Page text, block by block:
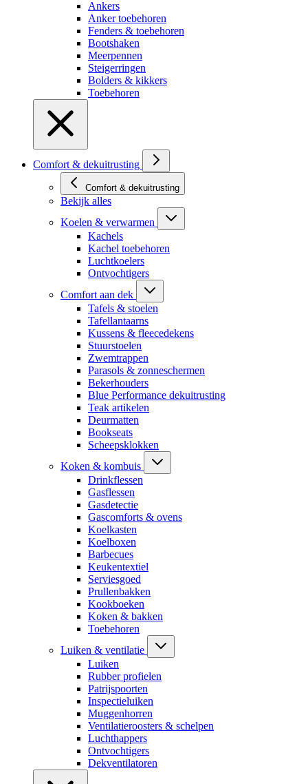
Ankers
Anker toebehoren
Fenders & toebehoren
Bootshaken
Meerpennen
Steigerringen
Bolders & kikkers
Toebehoren
Comfort & dekuitrusting
Comfort & dekuitrusting
Bekijk alles
Koelen & verwarmen
Kachels
Kachel toebehoren
Luchtkoelers
Ontvochtigers
Comfort aan dek
Tafels & stoelen
Tafellantaarns
Kussens & fleecedekens
Stuurstoelen
Zwemtrappen
Parasols & zonneschermen
Bekerhouders
Blue Performance dekuitrusting
Teak artikelen
Deurmatten
Bookseats
Scheepsklokken
Koken & kombuis
Drinkflessen
Gasflessen
Gasdetectie
Gascomforts & ovens
Koelkasten
Koelboxen
Barbecues
Keukentextiel
Serviesgoed
Prullenbakken
Kookboeken
Koken & bakken
Toebehoren
Luiken & ventilatie
Luiken
Rubber profielen
Patrijspoorten
Inspectieluiken
Muggenhorren
Ventilatieroosters & schelpen
Luchthappers
Ontvochtigers
Dekventilatoren